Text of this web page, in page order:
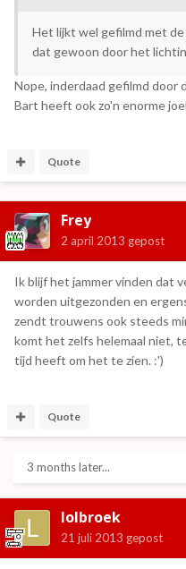
Het lijkt wel gefilmd met de
dat gewoon door het
Nope, inderdaad gefilmd door
Bart heeft ook zo'n enorme
Quote
Frey
2 april 2013 gepost
Ik blijf het jammer vinden dat
worden uitgezonden en
zendt trouwens ook steeds
komt het zelfs helemaal niet,
tijd heeft om het te zien. :')
Quote
3 months later...
lolbroek
21 juli 2013 gepost